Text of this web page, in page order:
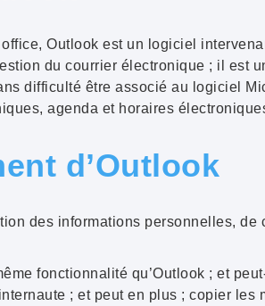
, Outlook est un logiciel
du courrier électronique ; il est
difficulté être associé au logiciel
, agenda et horaires
d’Outlook
des informations personnelles,
fonctionnalité qu’Outlook ; et
; et peut en plus ; copier les